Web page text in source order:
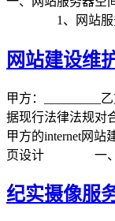
1、网站服务
网站建设维
甲方：_________
据现行法律法规对
甲方的internet网
页设计 一
纪实摄像服